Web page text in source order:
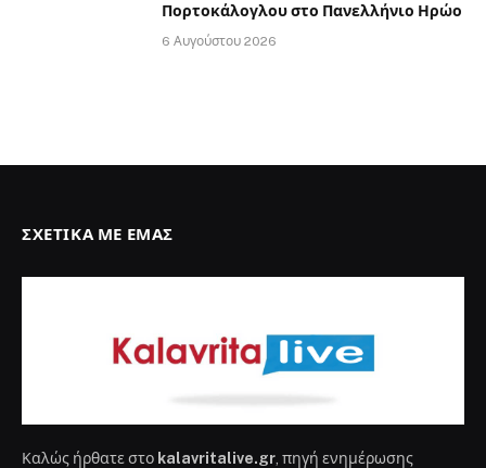
Πορτοκάλογλου στο Πανελλήνιο Ηρώο
6 Αυγούστου 2026
ΣΧΕΤΙΚΆ ΜΕ ΕΜΆΣ
Καλώς ήρθατε στο kalavritalive.gr , πηγή ενημέρωσης